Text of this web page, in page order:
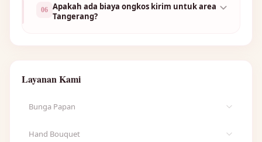
06 Apakah ada biaya ongkos kirim untuk area
Tangerang?
Layanan Kami
Bunga Papan
Hand Bouquet